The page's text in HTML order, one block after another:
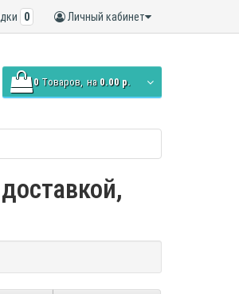
Личный кабинет
0
0 Tоваров, на 0.00 р.